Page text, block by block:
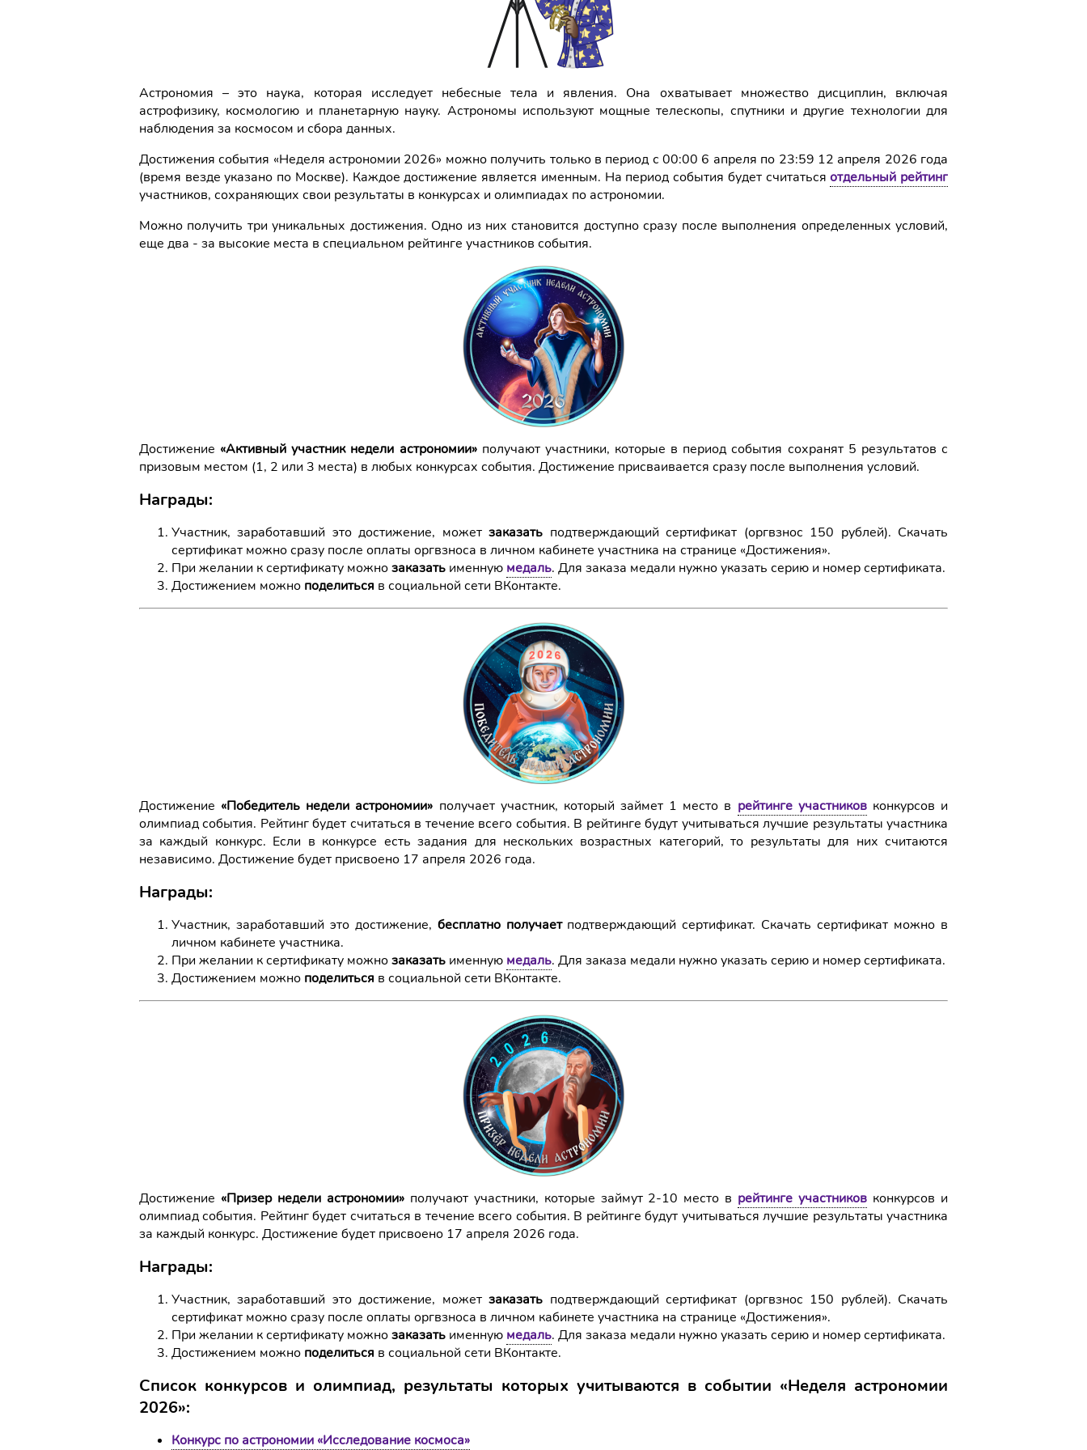
Астрономия – это наука, которая исследует небесные тела и явления. Она охватывает множество дисциплин, включая
астрофизику, космологию и планетарную науку. Астрономы используют мощные телескопы, спутники и другие технологии для
наблюдения за космосом и сбора данных.
Достижения события «Неделя астрономии 2026» можно получить только в период с 00:00 6 апреля по 23:59 12 апреля 2026 года
(время везде указано по Москве). Каждое достижение является именным. На период события будет считатьсяотдельный рейтинг
участников, сохраняющих свои результаты в конкурсах и олимпиадах по астрономии.
Можно получить три уникальных достижения. Одно из них становится доступно сразу после выполнения определенных условий,
еще два - за высокие места в специальном рейтинге участников события.
Достижение «Активный участник недели астрономии» получают участники, которые в период события сохранят 5 результатов с
призовым местом (1, 2 или 3 места) в любых конкурсах события. Достижение присваивается сразу после выполнения условий.
Награды:
Участник, заработавший это достижение, можетзаказать подтверждающий сертификат (оргвзнос 150 рублей). Скачать
сертификат можно сразу после оплаты оргвзноса в личном кабинете участника на странице «Достижения».
При желании к сертификату можнозаказать именную медаль. Для заказа медали нужно указать серию и номер сертификата.
Достижением можно поделиться в социальной сети ВКонтакте.
Достижение «Победитель недели астрономии» получает участник, который займет 1 место в рейтинге участниковконкурсов и
олимпиад события. Рейтинг будет считаться в течение всего события. В рейтинге будут учитываться лучшие результаты участника
за каждый конкурс. Если в конкурсе есть задания для нескольких возрастных категорий, то результаты для них считаются
независимо. Достижение будет присвоено 17 апреля 2026 года.
Награды:
Участник, заработавший это достижение, бесплатно получаетподтверждающий сертификат. Скачать сертификат можно в
личном кабинете участника.
При желании к сертификату можнозаказать именную медаль. Для заказа медали нужно указать серию и номер сертификата.
Достижением можно поделиться в социальной сети ВКонтакте.
Достижение «Призер недели астрономии» получают участники, которые займут 2-10 место в рейтинге участников конкурсов и
олимпиад события. Рейтинг будет считаться в течение всего события. В рейтинге будут учитываться лучшие результаты участника
за каждый конкурс. Достижение будет присвоено 17 апреля 2026 года.
Награды:
Участник, заработавший это достижение, можетзаказать подтверждающий сертификат (оргвзнос 150 рублей). Скачать
сертификат можно сразу после оплаты оргвзноса в личном кабинете участника на странице «Достижения».
При желании к сертификату можнозаказать именную медаль. Для заказа медали нужно указать серию и номер сертификата.
Достижением можно поделиться в социальной сети ВКонтакте.
Список конкурсов и олимпиад, результаты которых учитываются в событии «Неделя астрономии
2026»:
Конкурс по астрономии «Исследование космоса»